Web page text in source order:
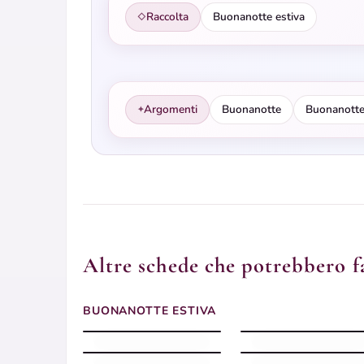
◇Raccolta Buonanotte estiva
✦Argomenti Buonanotte
Altre schede che potrebbero
BUONANOTTE ESTIVA
silenziosa con spiaggia
Buonanotte estiva
Buonanotte calda